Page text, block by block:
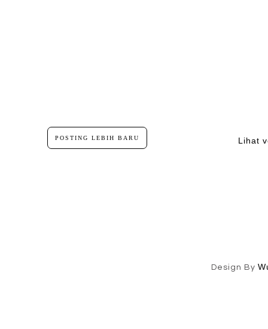
POSTING LEBIH BARU Lihat
Design By